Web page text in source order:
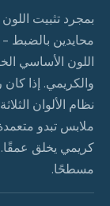
بمجرد تثبيت
محايدين بالضبط -
اللون الأساسي
والكريمي. إذا
نظام الألوان
ملابس تبدو
كريمي يخلق
مسطحًا.